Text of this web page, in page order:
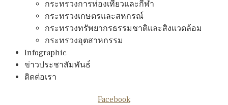
กระทรวงการท่องเทียวและกีฬา
กระทรวงเกษตรและสหกรณ์
กระทรวงทรัพยากรธรรมชาติและสิงแวดล้อม
กระทรวงอุตสาหกรรม
Infographic
ข่าวประชาสัมพันธ์
ติดต่อเรา
Facebook